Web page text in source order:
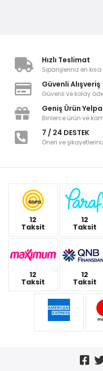
Hızlı Teslimat
Siparişleriniz en
Güvenli Alışveriş
Güvenli ve kolay
Geniş Ürün
Binlerce ürün ve
7 / 24 DESTEK
Öneri ve
12
Taksit
12
Taksit
12
Taksit
12
Taksit